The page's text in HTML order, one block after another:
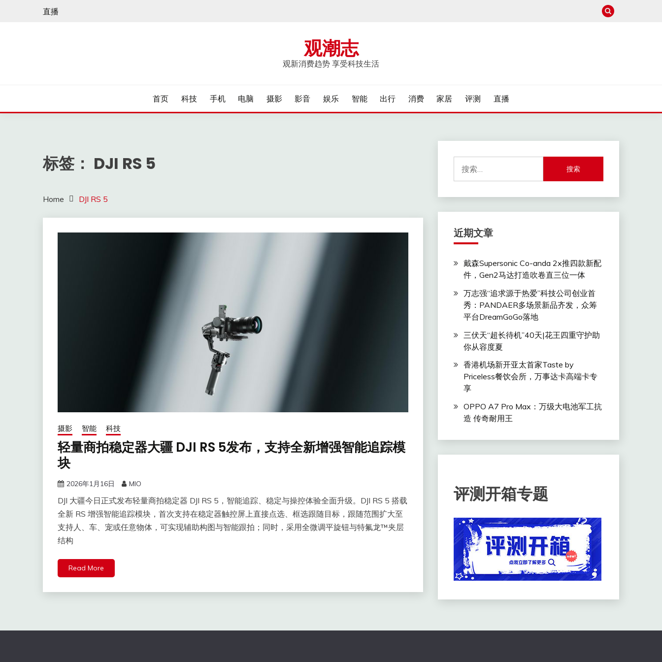
直播
观潮志
观新消费趋势 享受科技生活
首页 科技 手机 电脑 摄影 影音 娱乐 智能 出行 消费 家居 评测 直播
标签： DJI RS 5
Home DJI RS 5
摄影 智能 科技
轻量商拍稳定器大疆 DJI RS 5发布，支持全新增强智能追踪模
块
2026年1月16日 MIO
​DJI 大疆今日正式发布轻量商拍稳定器 DJI RS 5，智能追踪、稳定与操控体验全面升级。DJI RS 5 搭载
全新 RS 增强智能追踪模块，首次支持在稳定器触控屏上直接点选、框选跟随目标，跟随范围扩大至
支持人、车、宠或任意物体，可实现辅助构图与智能跟拍；同时，采用全微调平旋钮与特氟龙™夹层
结构
Read More
索：
近期文章
戴森Supersonic Co-anda 2x推四款新配
件，Gen2马达打造吹卷直三位一体
万志强“追求源于热爱”科技公司创业首
秀：PANDAER多场景新品齐发，众筹
平台DreamGoGo落地
三伏天“超长待机”40天|花王四重守护助
你从容度夏
香港机场新开亚太首家Taste by
Priceless餐饮会所，万事达卡高端卡专
享
OPPO A7 Pro Max：万级大电池军工抗
造 传奇耐用王
评测开箱专题